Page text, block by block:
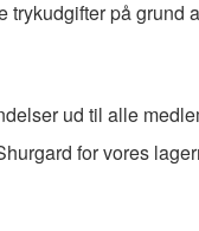
på grund
ud til alle
for vores